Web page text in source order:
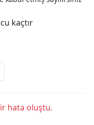
kaçtır
hata oluştu.